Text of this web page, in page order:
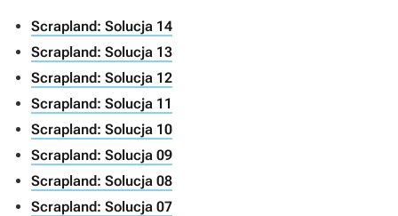
Scrapland: Solucja 14
Scrapland: Solucja 13
Scrapland: Solucja 12
Scrapland: Solucja 11
Scrapland: Solucja 10
Scrapland: Solucja 09
Scrapland: Solucja 08
Scrapland: Solucja 07